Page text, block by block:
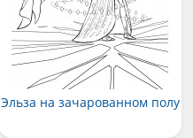
Эльза на зачарованном полу